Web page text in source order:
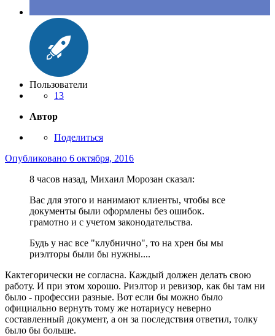
Пользователи
13
Автор
Поделиться
Опубликовано 6 октября, 2016
8 часов назад, Михаил Морозан сказал:
Вас для этого и нанимают клиенты, чтобы все
документы были оформлены без ошибок.
грамотно и с учетом законодательства.
Будь у нас все "клубнично", то на хрен бы мы
риэлторы были бы нужны....
Кактегорически не согласна. Каждый должен делать свою
работу. И при этом хорошо. Риэлтор и ревизор, как бы там ни
было - профессии разные. Вот если бы можно было
официально вернуть тому же нотариусу неверно
составленный документ, а он за последствия ответил, толку
было бы больше.